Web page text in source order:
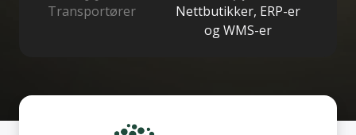
Transportører
Nettbutikker, ERP-er
og WMS-er